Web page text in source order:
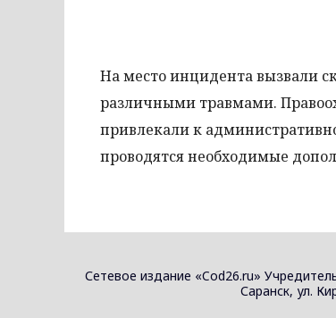
На место инцидента вызвали
различными травмами.
привлекали к
проводятся необходимые
Сетевое издание «Cod26.ru»
Саранск, ул.